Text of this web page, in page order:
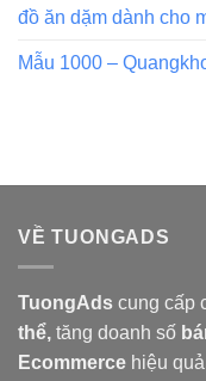
đồ ăn dặm dành cho
Mẫu 1000 –
VỀ TUONGADS
TuongAds cung cấp
thể, tăng doanh số
Ecommerce hiệu